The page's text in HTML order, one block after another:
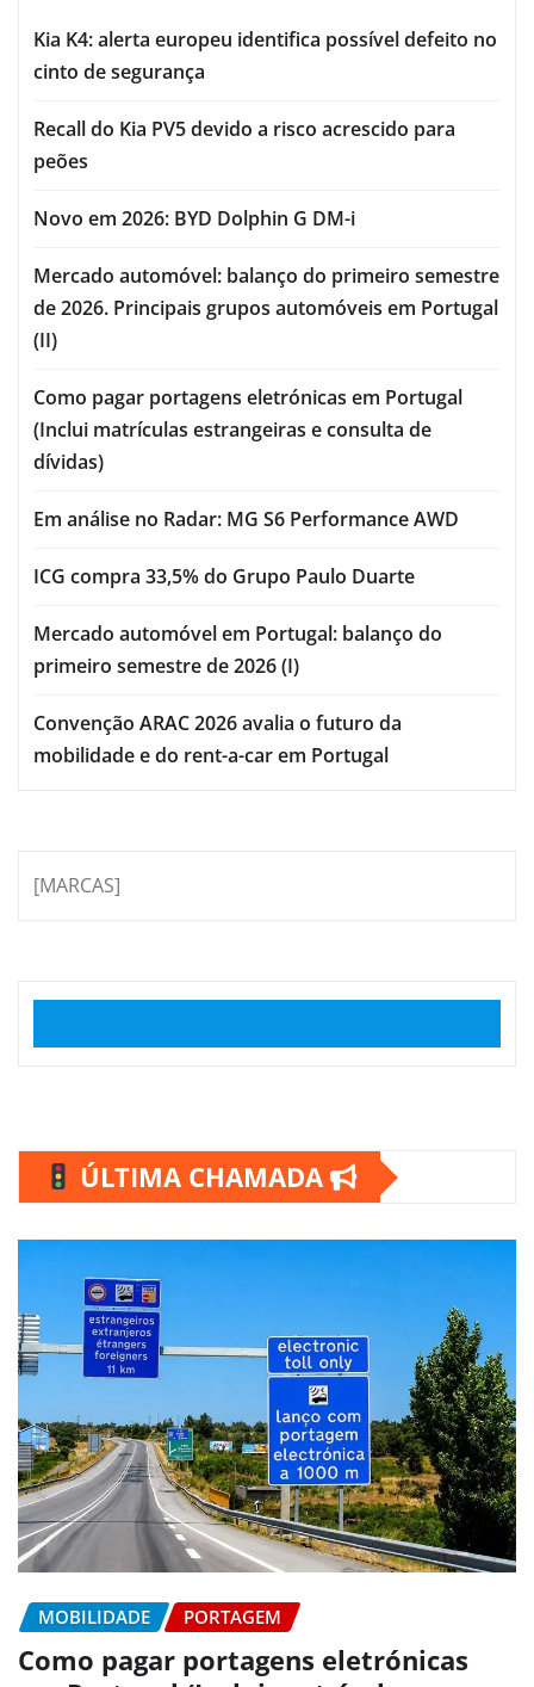
Kia K4: alerta europeu identifica possível defeito no
cinto de segurança
Recall do Kia PV5 devido a risco acrescido para
peões
Novo em 2026: BYD Dolphin G DM-i
Mercado automóvel: balanço do primeiro semestre
de 2026. Principais grupos automóveis em Portugal
(II)
Como pagar portagens eletrónicas em Portugal
(Inclui matrículas estrangeiras e consulta de
dívidas)
Em análise no Radar: MG S6 Performance AWD
ICG compra 33,5% do Grupo Paulo Duarte
Mercado automóvel em Portugal: balanço do
primeiro semestre de 2026 (I)
Convenção ARAC 2026 avalia o futuro da
mobilidade e do rent-a-car em Portugal
[MARCAS]
ÚLTIMA CHAMADA
MOBILIDADE PORTAGEM
Como pagar portagens eletrónicas